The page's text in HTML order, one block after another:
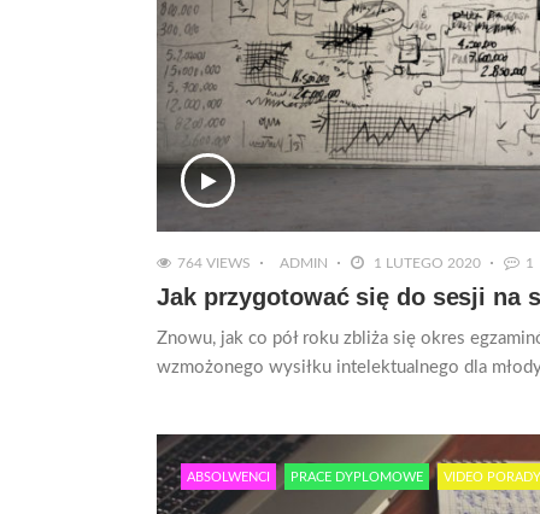
764 VIEWS ADMIN 1 LUTEGO 2020 1
Jak przygotować się do sesji na
Znowu, jak co pół roku zbliża się okres
wzmożonego wysiłku intelektualnego dla
ABSOLWENCI PRACE DYPLOMOWE VIDEO PORADY